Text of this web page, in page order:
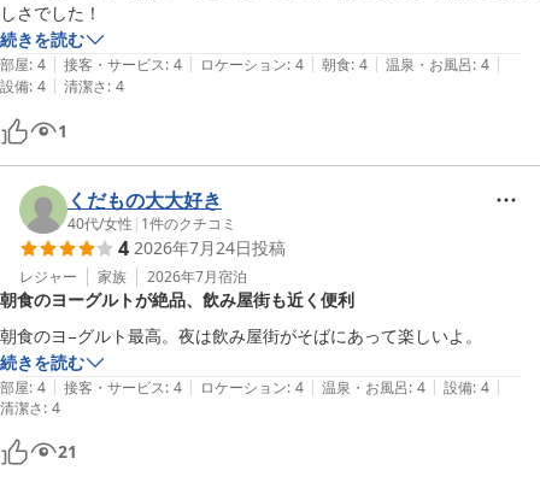
ホテル ルートイン釜石
2026-07-07
しさでした！
続きを読む
部屋: 4 | 接客・サービス: 4 | ロケーション: 4 | 朝食: 4 | 温泉・お風呂: 4 |
設備: 4 | 清潔さ: 4
1
くだもの大大好き
40代/女性 | 1件のクチコミ
4 2026年7月24日投稿
レジャー 家族 2026年7月宿泊
朝食のヨーグルトが絶品、飲み屋街も近く便利
朝食のヨ−グルト最高。夜は飲み屋街がそばにあって楽しいよ。
続きを読む
部屋: 4 | 接客・サービス: 4 | ロケーション: 4 | 温泉・お風呂: 4 | 設備: 4 |
清潔さ: 4
21